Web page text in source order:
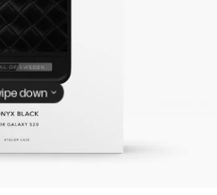
down